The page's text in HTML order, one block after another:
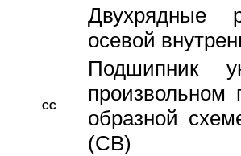
Двухрядные
осевой
CC
Подшипник
образной
(CB)